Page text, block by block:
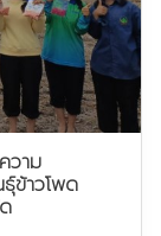
วาม
ข้าวโพด